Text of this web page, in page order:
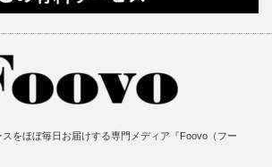
をほぼ毎日お届けする専門メディア『Foovo（フー